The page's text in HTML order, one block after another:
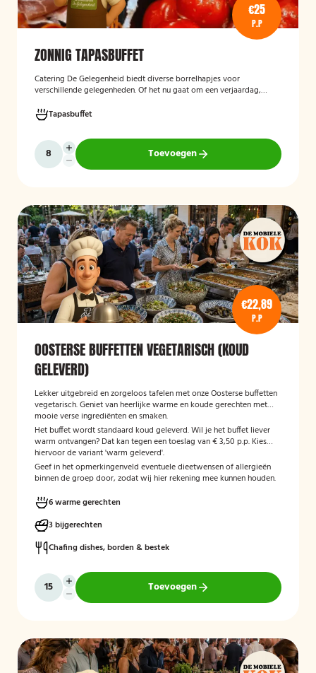
€25
P.P
ZONNIG TAPASBUFFET
Catering De Gelegenheid biedt diverse borrelhapjes voor
verschillende gelegenheden. Of het nu gaat om een verjaardag,
Hieronder ziet u een selectie uit ons aanbod. Het zonnig tapasbuffet
is te bestellen vanaf 10 personen..
Tapasbuffet
Toevoegen
€22,89
P.P
OOSTERSE BUFFETTEN VEGETARISCH (KOUD
GELEVERD)
Lekker uitgebreid en zorgeloos tafelen met onze Oosterse buffetten
vegetarisch. Geniet van heerlijke warme en koude gerechten met
mooie verse ingrediënten en smaken.
Het buffet wordt standaard koud geleverd. Wil je het buffet liever
warm ontvangen? Dat kan tegen een toeslag van € 3,50 p.p. Kies
hiervoor de variant 'warm geleverd'.
Geef in het opmerkingenveld eventuele dieetwensen of allergieën
binnen de groep door, zodat wij hier rekening mee kunnen houden.
6 warme gerechten
3 bijgerechten
Chafing dishes, borden & bestek
Toevoegen